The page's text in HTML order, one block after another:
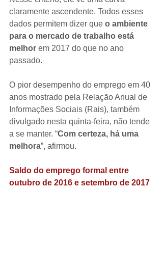
claramente ascendente. Todos esses
dados permitem dizer que o ambiente
para o mercado de trabalho está
melhor em 2017 do que no ano
passado.
O pior desempenho do emprego em 40
anos mostrado pela Relação Anual de
Informações Sociais (Rais), também
divulgado nesta quinta-feira, não tende
a se manter. “Com certeza, há uma
melhora”, afirmou.
Saldo do emprego formal entre
outubro de 2016 e setembro de 2017